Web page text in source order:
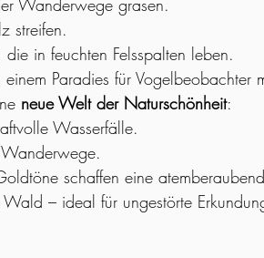
Wanderwege grasen.
streifen.
die in feuchten Felsspalten leben.
Paradies für Vogelbeobachter
neue Welt der Naturschönheit:
Wasserfälle.
schaffen eine
– ideal für ungestörte